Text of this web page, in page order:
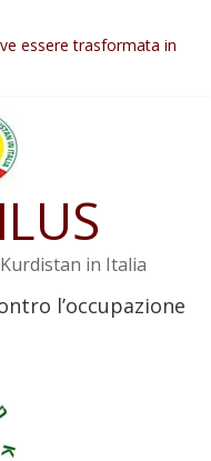
contro i crimini di guerra
essere trasformata in
di nuovo sotto minaccia
Apo ostacolerebbe
in Italia
l’occupazione